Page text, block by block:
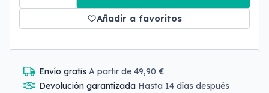
Añadir a favoritos
Envío gratis A partir de 49,90 €
Devolución garantizada Hasta 14 días después